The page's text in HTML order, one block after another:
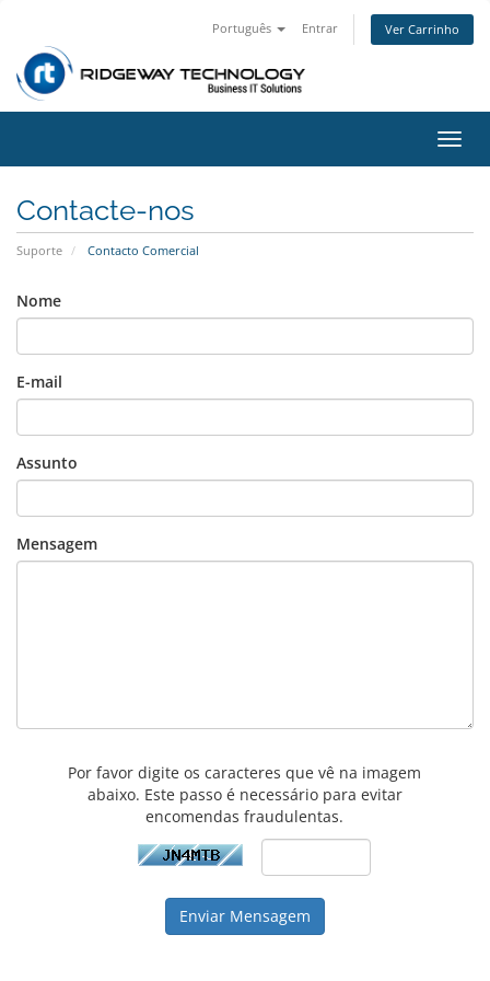
Português Entrar Ver Carrinho
Contacte-nos
Suporte Contacto Comercial
Nome
E-mail
Assunto
Mensagem
Por favor digite os caracteres que vê na imagem
abaixo. Este passo é necessário para evitar
encomendas fraudulentas.
Enviar Mensagem